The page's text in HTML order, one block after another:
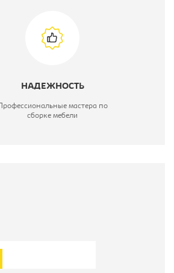
НАДЕЖНОСТЬ
мастера по
сборке мебели